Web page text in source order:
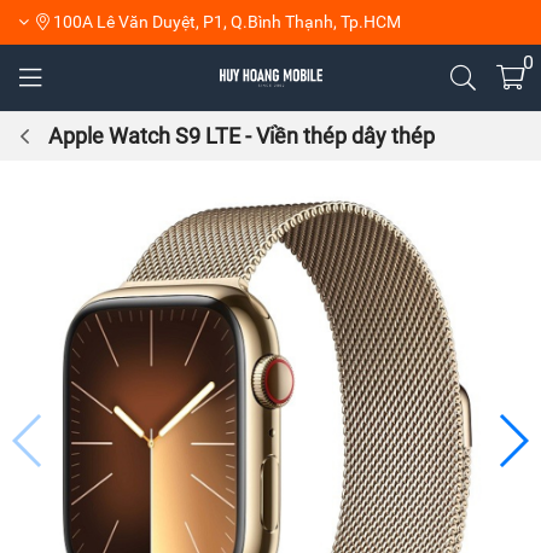
100A Lê Văn Duyệt, P1, Q.Bình Thạnh, Tp.HCM
0
Apple Watch S9 LTE - Viền thép dây thép